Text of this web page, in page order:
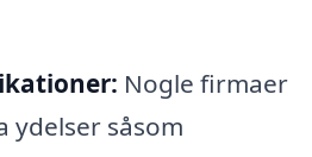
Nogle firmaer
ydelser såsom